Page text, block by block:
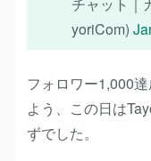
チャット｜
yoriCom)
フォロワー1,000
よう、この日は
ずでした。